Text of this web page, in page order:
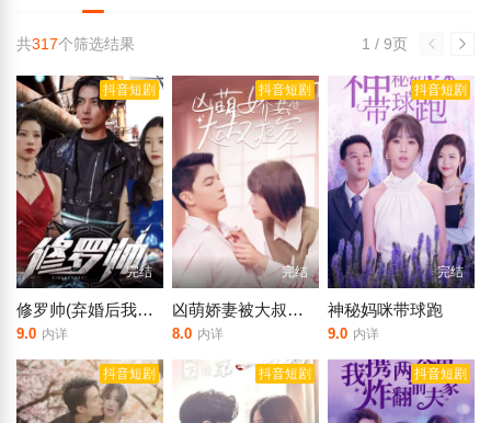
1 / 9页
共317个筛选结果
抖音短剧
完结
修罗帅(弃婚后我成了首富)
9.0 内详
抖音短剧
完结
凶萌娇妻被大叔狂宠
8.0 内详
抖音短剧
完结
神秘妈咪带球跑
9.0 内详
抖音短剧 抖音短剧 抖音短剧